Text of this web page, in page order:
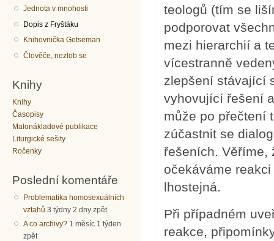
Jednota v mnohosti
Dopis z Fryštáku
Knihovnička Getseman
Člověče, nezlob se
Knihy
Knihy
Časopisy
Malonákladové publikace
Liturgické sešity
Ročenky
Poslední komentáře
Problematika homosexuálních
vztahů 3 týdny 2 dny zpět
A co archivy? 1 měsíc 1 týden
zpět
teologů (tím se
podporovat
mezi hierarchií a
vícestranně
zlepšení stávající
vyhovující řešení
může po přečtení
zúčastnit se
řešeních. Věříme,
očekáváme
lhostejná.
Při případném
reakce,